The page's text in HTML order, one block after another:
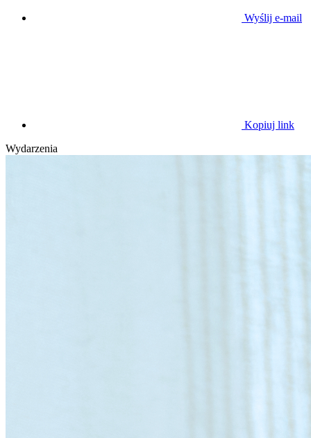
Wyślij e-mail
Kopiuj link
Wydarzenia